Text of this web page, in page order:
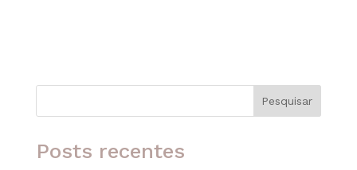
Pesquisar
Posts recentes